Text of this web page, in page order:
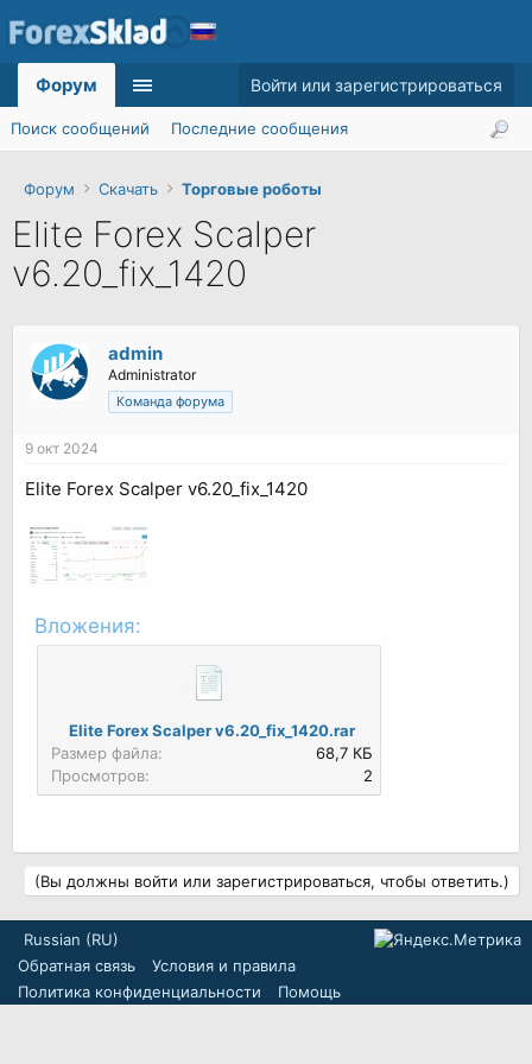
Форум Скачать Торговые роботы
Elite Forex Scalper
v6.20_fix_1420
admin
Administrator
Команда форума
9 окт 2024
Elite Forex Scalper v6.20_fix_1420
Вложения:
Elite Forex Scalper v6.20_fix_1420.rar
Размер файла:
68,7 КБ
Просмотров:
2
(Вы должны войти или зарегистрироваться, чтобы ответить.)
Форум
Поиск сообщений Последние сообщения
Войти или зарегистрироваться
Russian (RU)
Обратная связь
Условия и правила
Политика конфиденциальности
Помощь